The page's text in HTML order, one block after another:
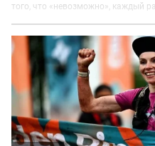
того, что «невозможно», каждый